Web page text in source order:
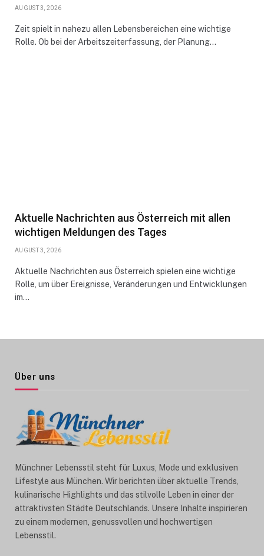
AUGUST 3, 2026
Zeit spielt in nahezu allen Lebensbereichen eine wichtige
Rolle. Ob bei der Arbeitszeiterfassung, der Planung…
Aktuelle Nachrichten aus Österreich mit allen
wichtigen Meldungen des Tages
AUGUST 3, 2026
Aktuelle Nachrichten aus Österreich spielen eine wichtige
Rolle, um über Ereignisse, Veränderungen und Entwicklungen
im…
Über uns
Münchner Lebensstil steht für Luxus, Mode und exklusiven
Lifestyle aus München. Wir berichten über aktuelle Trends,
kulinarische Highlights und das stilvolle Leben in einer der
attraktivsten Städte Deutschlands. Unsere Inhalte inspirieren
zu einem modernen, genussvollen und hochwertigen
Lebensstil.